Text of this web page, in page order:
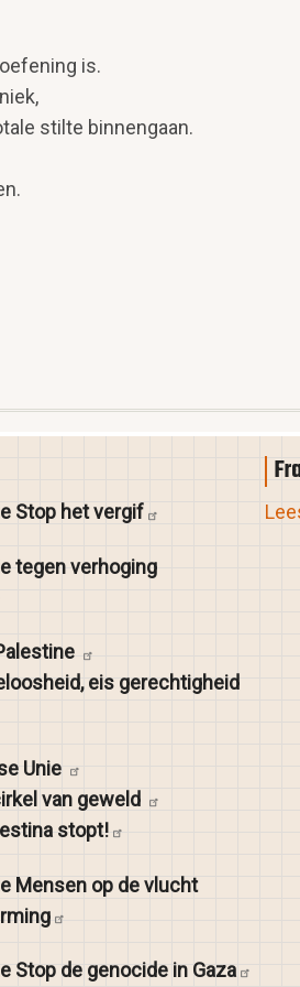
is.
stilte binnengaan.
Stop hetvergif
tegen verhoging
eis gerechtigheid
Unie
van geweld
stopt!
Mensen op de vlucht
Stop de genocide in Gaza